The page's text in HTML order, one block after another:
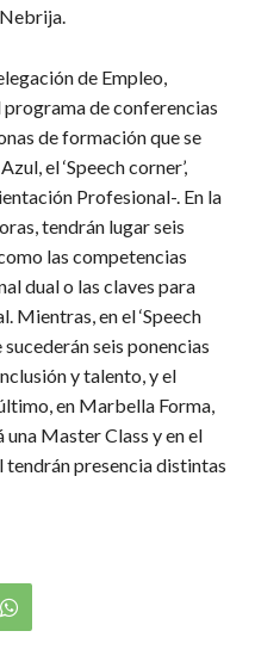
de Empleo,
de conferencias
de formación que se
el ‘Speech corner’,
Profesional-. En la
tendrán lugar seis
las competencias
dual o las claves para
Mientras, en el ‘Speech
sucederán seis ponencias
y talento, y el
en Marbella Forma,
Master Class y en el
presencia distintas